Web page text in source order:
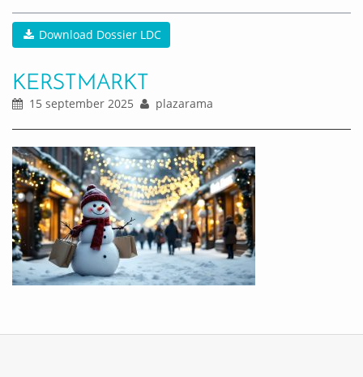
Download Dossier LDC
KERSTMARKT
15 september 2025 plazarama